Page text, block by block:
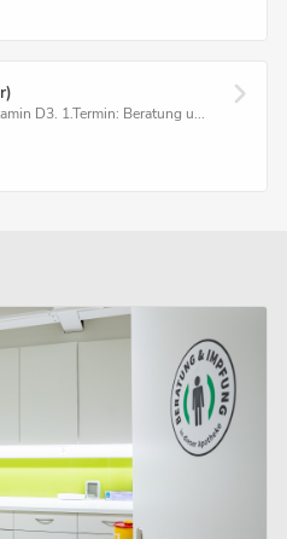
D3. 1.Termin: Beratung u...